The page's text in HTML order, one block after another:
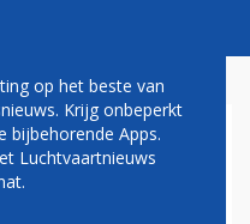
op het beste van
Krijg onbeperkt
bijbehorende Apps.
Luchtvaartnieuws